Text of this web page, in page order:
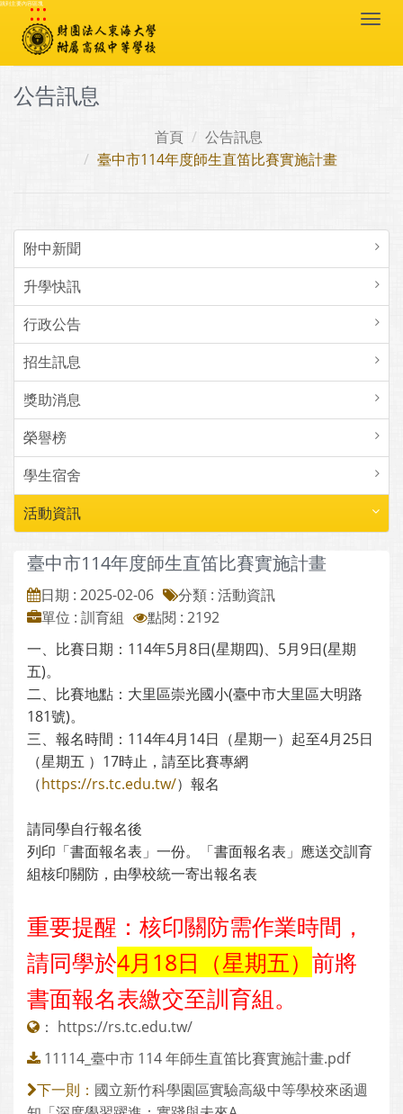
跳到主要內容區塊
:::
公告訊息
首頁
公告訊息
臺中市114年度師生直笛比賽實施計畫
附中新聞
升學快訊
行政公告
招生訊息
獎助消息
榮譽榜
學生宿舍
活動資訊
臺中市114年度師生直笛比賽實施計畫
日期 : 2025-02-06
分類 : 活動資訊
單位 : 訓育組
點閱 : 2192
一、比賽日期：114年5月8日(星期四)、5月9日(星期
五)。
二、比賽地點：大里區崇光國小(臺中市大里區大明路
181號)。
三、報名時間：114年4月14日（星期一）起至4月25日
（星期五 ）17時止，請至比賽專網
（https://rs.tc.edu.tw/）報名
請同學自行報名後
列印「書面報名表」一份。「書面報名表」應送交訓育
組核印關防，由學校統一寄出報名表
重要提醒：核印關防需作業時間，
請同學於4月18日（星期五） 前將
書面報名表繳交至訓育組。
： https://rs.tc.edu.tw/
11114_臺中市 114 年師生直笛比賽實施計畫.pdf
下一則： 國立新竹科學園區實驗高級中等學校來函週